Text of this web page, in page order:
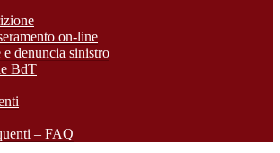
on-line
denuncia sinistro
BdT
– FAQ